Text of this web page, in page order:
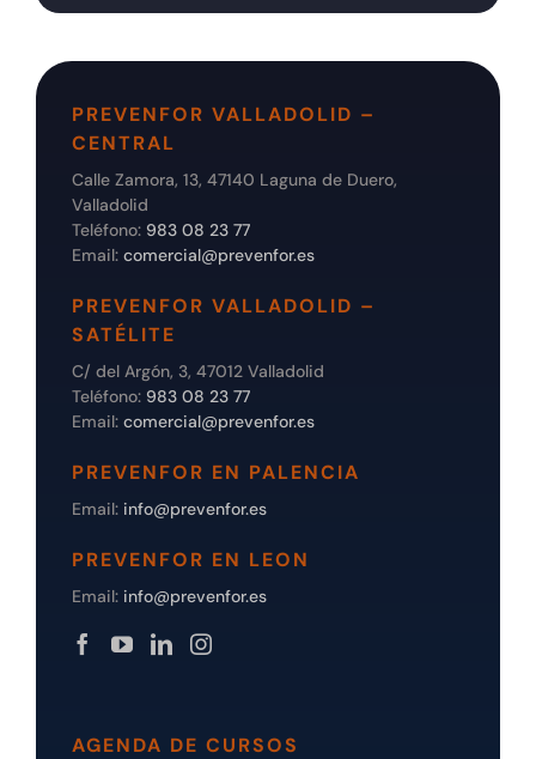
PREVENFOR VALLADOLID –
CENTRAL
Calle Zamora, 13, 47140 Laguna de Duero,
Valladolid
Teléfono: 983 08 23 77
Email: comercial@prevenfor.es
PREVENFOR VALLADOLID –
SATÉLITE
C/ del Argón, 3, 47012 Valladolid
Teléfono: 983 08 23 77
Email: comercial@prevenfor.es
PREVENFOR EN PALENCIA
Email: info@prevenfor.es
PREVENFOR EN LEON
Email: info@prevenfor.es
AGENDA DE CURSOS